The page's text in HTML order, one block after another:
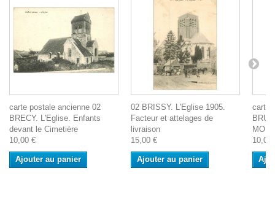
carte postale ancienne 02
BRECY. L'Eglise. Enfants
devant le Cimetière
10,00 €
Ajouter au panier
02 BRISSY. L'Eglise 1905.
Facteur et attelages de
livraison
15,00 €
Ajouter au panier
carte
10,00